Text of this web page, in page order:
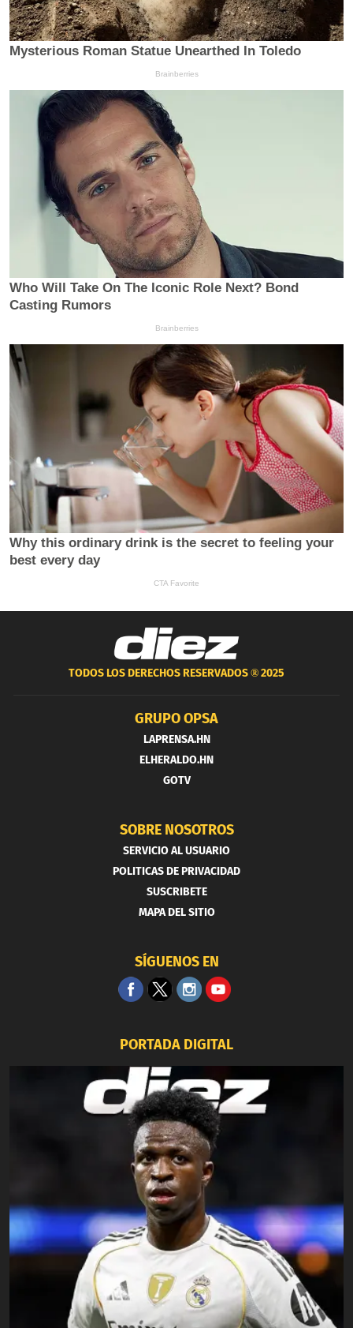
TODOS LOS DERECHOS RESERVADOS ®2025
GRUPO OPSA
LAPRENSA.HN
ELHERALDO.HN
GOTV
SOBRE NOSOTROS
SERVICIO AL USUARIO
POLITICAS DE PRIVACIDAD
SUSCRIBETE
MAPA DEL SITIO
SÍGUENOS EN
PORTADA DIGITAL